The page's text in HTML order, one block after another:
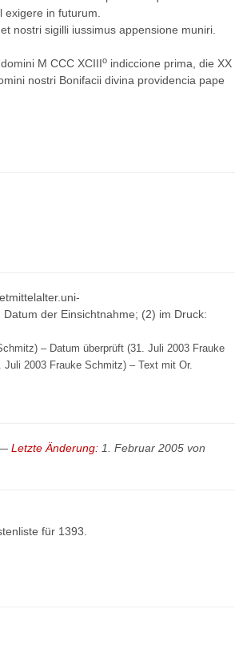
in futurum.
nostri sigilli iussimus appensione muniri.
M CCC XCIIIo indiccione prima, die XX
nostri Bonifacii divina providencia pape
der Einsichtnahme; (2) im Druck:
– Datum überprüft (31. Juli 2003 Frauke
2003 Frauke Schmitz) – Text mit Or.
Letzte Änderung: 1. Februar 2005 von
für 1393.